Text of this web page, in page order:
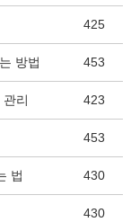
425
방법 453
리 423
453
법 430
430